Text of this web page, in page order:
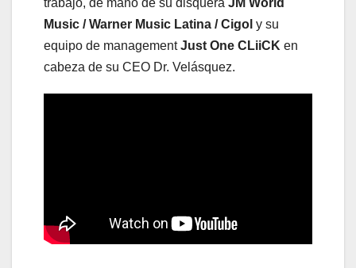
trabajo, de mano de su disquera JM World
Music / Warner Music Latina / Cigol y su
equipo de managementJust One CLiiCK en
cabeza de su CEO Dr. Velásquez.